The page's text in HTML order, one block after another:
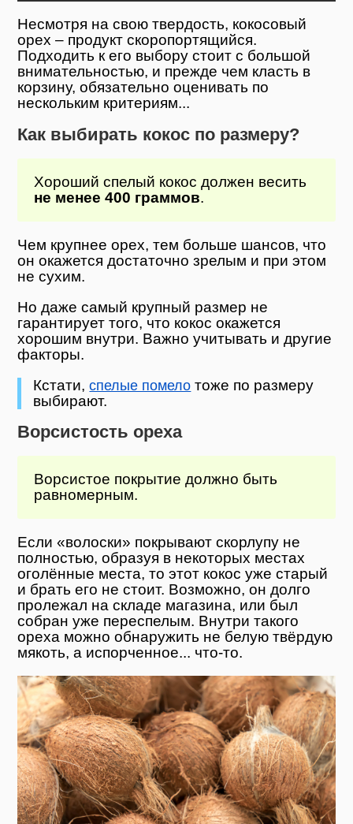
Несмотря на свою твердость, кокосовый
орех – продукт скоропортящийся.
Подходить к его выбору стоит с большой
внимательностью, и прежде чем класть в
корзину, обязательно оценивать по
нескольким критериям...
Как выбирать кокос по размеру?
Хороший спелый кокос должен весить
не менее 400 граммов.
Чем крупнее орех, тем больше шансов, что
он окажется достаточно зрелым и при этом
не сухим.
Но даже самый крупный размер не
гарантирует того, что кокос окажется
хорошим внутри. Важно учитывать и другие
факторы.
Кстати,спелые помело тоже по размеру
выбирают.
Ворсистость ореха
Ворсистое покрытие должно быть
равномерным.
Если «волоски» покрывают скорлупу не
полностью, образуя в некоторых местах
оголённые места, то этот кокос уже старый
и брать его не стоит. Возможно, он долго
пролежал на складе магазина, или был
собран уже переспелым. Внутри такого
ореха можно обнаружить не белую твёрдую
мякоть, а испорченное... что-то.